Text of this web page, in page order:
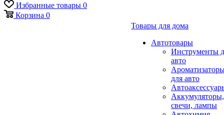
Избранные товары 0
Корзина 0
Товары для дома
Автотовары
Инструменты
авто
для авто
Аккумуляторы,
свечи, лампы